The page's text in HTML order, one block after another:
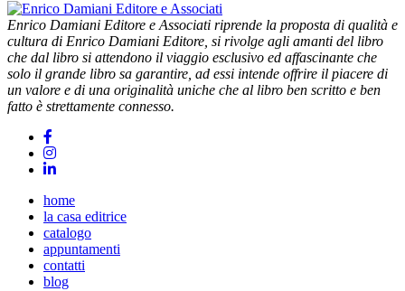
Enrico Damiani Editore e Associati riprende la proposta di qualità e
cultura di Enrico Damiani Editore, si rivolge agli amanti del libro
che dal libro si attendono il viaggio esclusivo ed affascinante che
solo il grande libro sa garantire, ad essi intende offrire il piacere di
un valore e di una originalità uniche che al libro ben scritto e ben
fatto è strettamente connesso.
home
la casa editrice
catalogo
appuntamenti
contatti
blog